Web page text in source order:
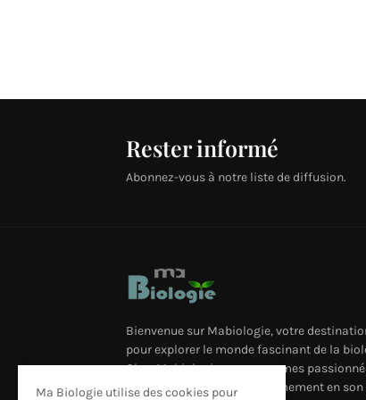
Rester informé
Abonnez-vous à notre liste de diffusion.
Bienvenue sur Mabiologie, votre
pour explorer le monde fascinant de la
Chez Mabiologie, nous sommes
science et nous croyons fermement en
Ma Biologie utilise des cookies pour